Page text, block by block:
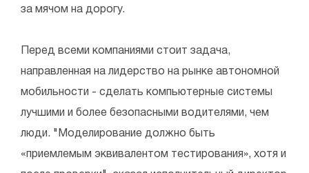
за мячом на дорогу.
Перед всеми компаниями стоит задача,
направленная на лидерство на рынке автономной
мобильности - сделать компьютерные системы
лучшими и более безопасными водителями, чем
люди. "Моделирование должно быть
«приемлемым эквивалентом тестирования», хотя и